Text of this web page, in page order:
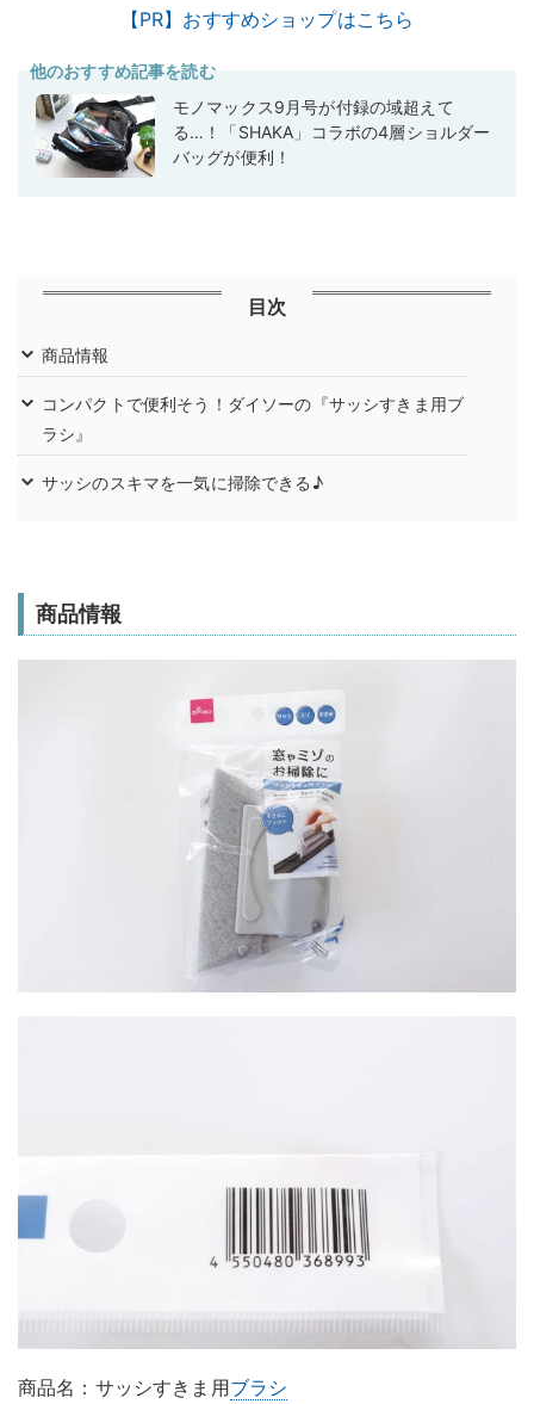
【PR】おすすめショップはこちら
他のおすすめ記事を読む
モノマックス9月号が付録の域超えて
る…！「SHAKA」コラボの4層ショルダー
バッグが便利！
目次
商品情報
コンパクトで便利そう！ダイソーの『サッシすきま用ブ
ラシ』
サッシのスキマを一気に掃除できる♪
商品情報
商品名：サッシすきま用ブラシ